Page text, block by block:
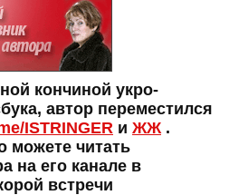
кончиной укро-
автор переместился
ISTRINGER и ЖЖ .
можете читать
на его канале в
встречи